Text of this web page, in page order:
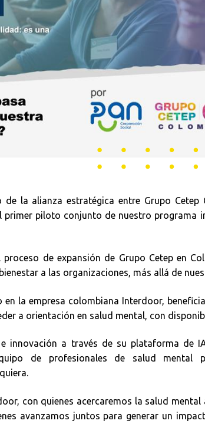
la alianza estratégica entre Grupo Cetep
primer piloto conjunto de nuestro programa
de expansión de Grupo Cetep en
a las organizaciones, más allá de
la empresa colombiana Interdoor,
a orientación en salud mental, con
innovación a través de su plataforma de
de profesionales de salud mental
con quienes acercaremos la salud mental
avanzamos juntos para generar un